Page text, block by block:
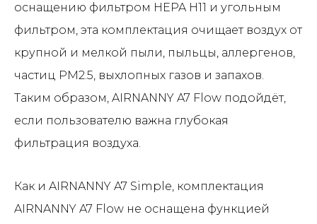
оснащению фильтром HEPA H11 и угольным
фильтром, эта комплектация очищает воздух от
крупной и мелкой пыли, пыльцы, аллергенов,
частиц PM2.5, выхлопных газов и запахов.
Таким образом, AIRNANNY A7 Flow подойдёт,
если пользователю важна глубокая
фильтрация воздуха.
Как и AIRNANNY A7 Simple, комплектация
AIRNANNY A7 Flow не оснащена функцией